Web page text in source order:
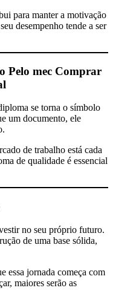
para manter a motivação
desempenho tende a ser
Pelo mec Comprar
se torna o símbolo
um documento, ele
de trabalho está cada
de qualidade é essencial
no seu próprio futuro.
de uma base sólida,
essa jornada começa com
maiores serão as